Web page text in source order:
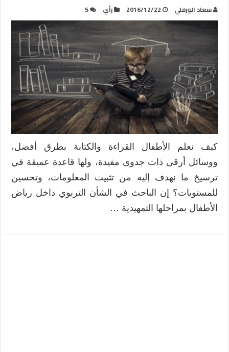
سعاد الورفلي 2016/12/22 رأي 5
كيف نعلم الأطفال القراءة والكتابة بطرق أفضل،
ووسائل أرقى ذات جدوى مفيدة، ولها قاعدة عميقة في
ترسيخ ما نهدف إليه من تثبيت المعلومات، وتحسين
للمستويات؟ إن الباحث في الشأن التربوي داخل رياض
الأطفال بمراحلها التمهيدية …